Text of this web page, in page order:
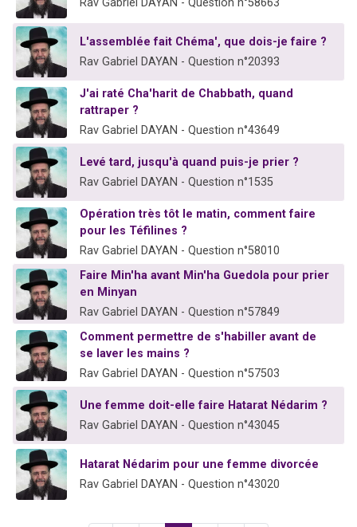
Rav Gabriel DAYAN - Question n°58663
L'assemblée fait Chéma', que dois-je faire ?
Rav Gabriel DAYAN - Question n°20393
J'ai raté Cha'harit de Chabbath, quand
rattraper ?
Rav Gabriel DAYAN - Question n°43649
Levé tard, jusqu'à quand puis-je prier ?
Rav Gabriel DAYAN - Question n°1535
Opération très tôt le matin, comment faire
pour les Téfilines ?
Rav Gabriel DAYAN - Question n°58010
Faire Min'ha avant Min'ha Guedola pour prier
en Minyan
Rav Gabriel DAYAN - Question n°57849
Comment permettre de s'habiller avant de
se laver les mains ?
Rav Gabriel DAYAN - Question n°57503
Une femme doit-elle faire Hatarat Nédarim ?
Rav Gabriel DAYAN - Question n°43045
Hatarat Nédarim pour une femme divorcée
Rav Gabriel DAYAN - Question n°43020